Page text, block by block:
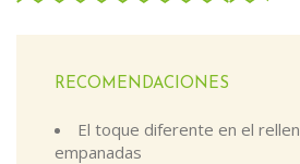
RECOMENDACIONES
El toque diferente en el
empanadas